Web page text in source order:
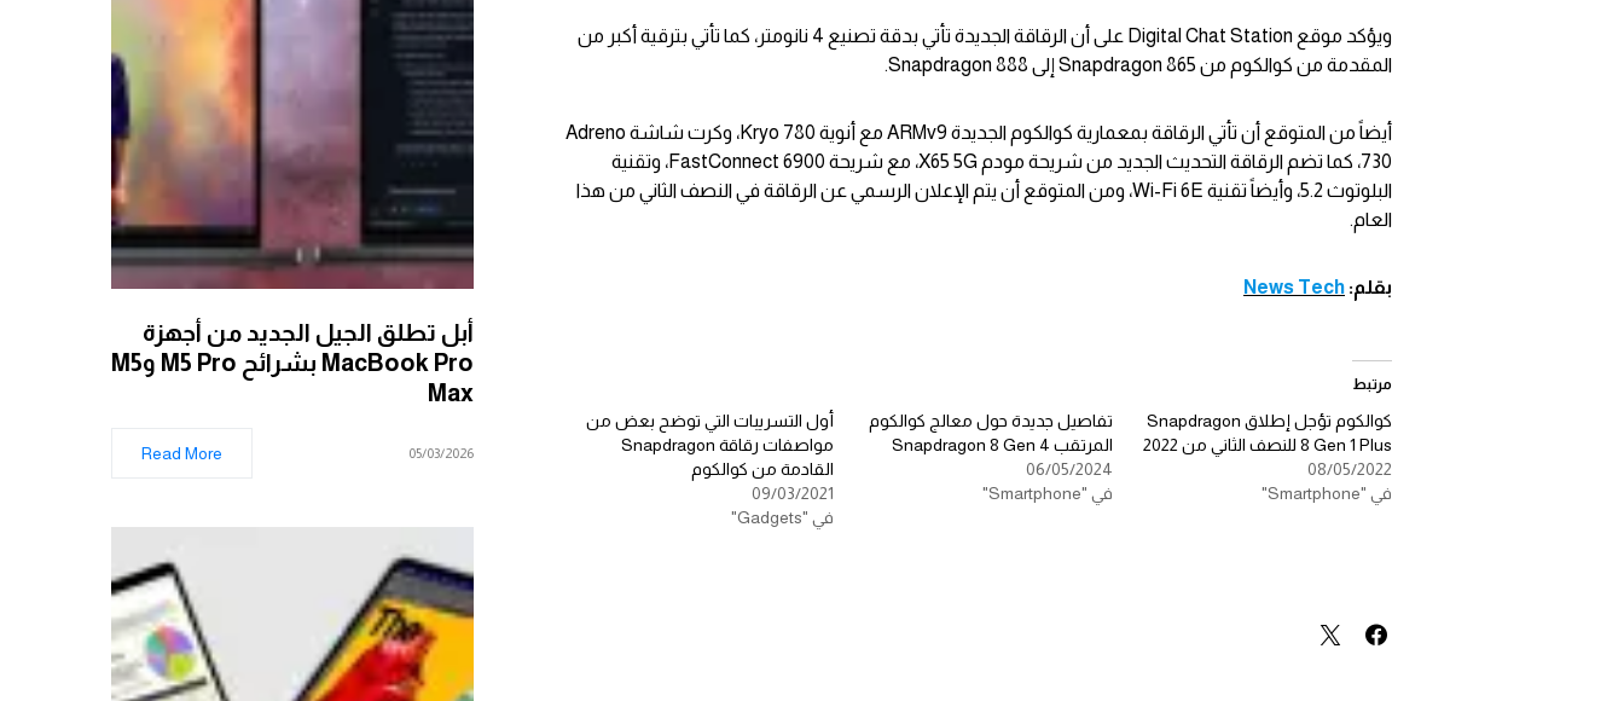
ويؤكد موقع Digital Chat Station على أن الرقاقة الجديدة تأتي بدقة تصنيع 4 نانومتر، كما تأتي بترقية أكبر من
المقدمة من كوالكوم من Snapdragon 865 إلى Snapdragon 888.
أيضاً من المتوقع أن تأتي الرقاقة بمعمارية كوالكوم الجديدة ARMv9 مع أنوية Kryo 780، وكرت شاشة Adreno
730، كما تضم الرقاقة التحديث الجديد من شريحة مودم X65 5G، مع شريحة FastConnect 6900، وتقنية
البلوتوث 5.2، وأيضاً تقنية Wi-Fi 6E، ومن المتوقع أن يتم الإعلان الرسمي عن الرقاقة في النصف الثاني من هذا
العام.
بقلم: News Tech
مرتبط
كوالكوم تؤجل إطلاق Snapdragon
8 Gen 1 Plus للنصف الثاني من 2022
08/05/2022
في "Smartphone"
تفاصيل جديدة حول معالج كوالكوم
المرتقب Snapdragon 8 Gen 4
06/05/2024
في "Smartphone"
أول التسريبات التي توضح بعض من
مواصفات رقاقة Snapdragon
القادمة من كوالكوم
09/03/2021
في "Gadgets"
أبل تطلق الجيل الجديد من أجهزة
MacBook Pro بشرائح M5 Pro وM5
Max
05/03/2026
Read More